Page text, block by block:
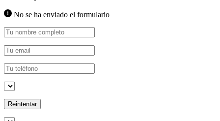
No se ha enviado el formulario
Reintentar